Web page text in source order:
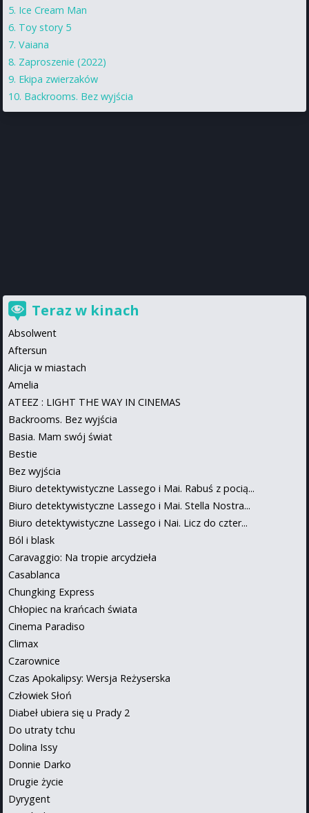
Ice Cream Man
Toy story 5
Vaiana
Zaproszenie (2022)
Ekipa zwierzaków
Backrooms. Bez wyjścia
Teraz w kinach
Absolwent
Aftersun
Alicja w miastach
Amelia
ATEEZ : LIGHT THE WAY IN CINEMAS
Backrooms. Bez wyjścia
Basia. Mam swój świat
Bestie
Bez wyjścia
Biuro detektywistyczne Lassego i Mai. Rabuś z pocią...
Biuro detektywistyczne Lassego i Mai. Stella Nostra...
Biuro detektywistyczne Lassego i Nai. Licz do czter...
Ból i blask
Caravaggio: Na tropie arcydzieła
Casablanca
Chungking Express
Chłopiec na krańcach świata
Cinema Paradiso
Climax
Czarownice
Czas Apokalipsy: Wersja Reżyserska
Człowiek Słoń
Diabeł ubiera się u Prady 2
Do utraty tchu
Dolina Issy
Donnie Darko
Drugie życie
Dyrygent